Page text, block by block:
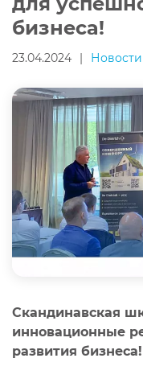
бизнеса!
23.04.2024 | Новости
Скандинавская
инновационные
развития бизнеса!